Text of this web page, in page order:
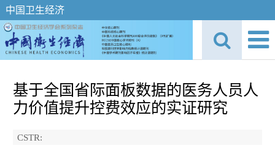
中国卫生经济
基于全国省际面板数据的医务人员人
力价值提升控费效应的实证研究
CSTR: